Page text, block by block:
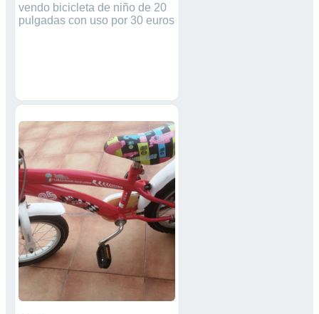
vendo bicicleta de niño de 20
pulgadas con uso por 30 euros